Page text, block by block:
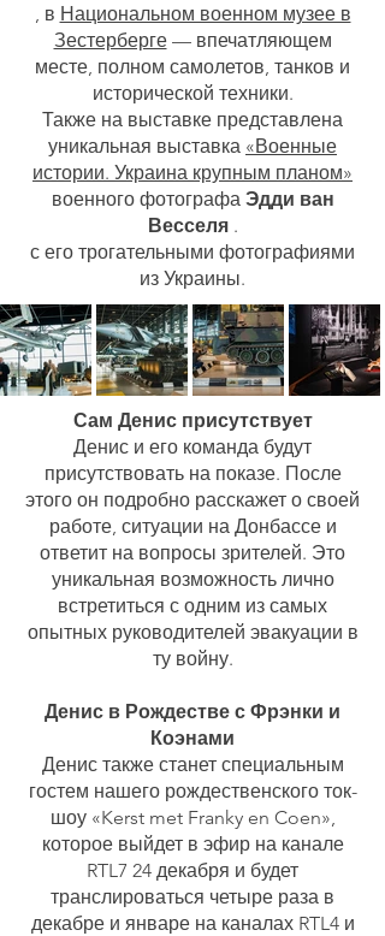
, в Национальном военном музее в
Зестерберге— впечатляющем
месте, полном самолетов, танков и
исторической техники.
Также на выставке представлена
уникальная выставка «Военные
истории. Украина крупным планом»
военного фотографа Эдди ван
Весселя.
с его трогательными фотографиями
из Украины.
Сам Денис присутствует
Денис и его команда будут
присутствовать на показе. После
этого он подробно расскажет о своей
работе, ситуации на Донбассе и
ответит на вопросы зрителей. Это
уникальная возможность лично
встретиться с одним из самых
опытных руководителей эвакуации в
ту войну.
Денис в Рождестве с Фрэнки и
Коэнами
Денис также станет специальным
гостем нашего рождественского ток-
шоу «Kerst met Franky en Coen»,
которое выйдет в эфир на канале
RTL7 24 декабря и будет
транслироваться четыре раза в
декабре и январе на каналах RTL4 и